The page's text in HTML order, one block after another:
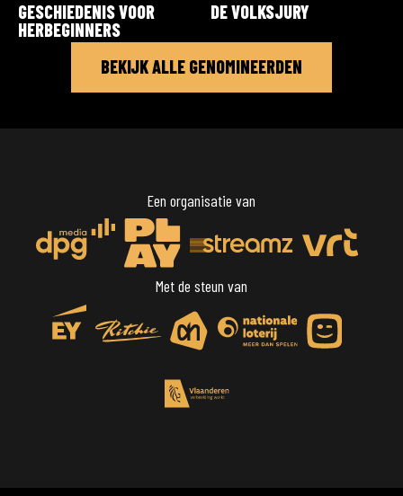
GESCHIEDENIS VOOR
HERBEGINNERS
DE VOLKSJURY
BEKIJK ALLE GENOMINEERDEN
Een organisatie van
Met de steun van